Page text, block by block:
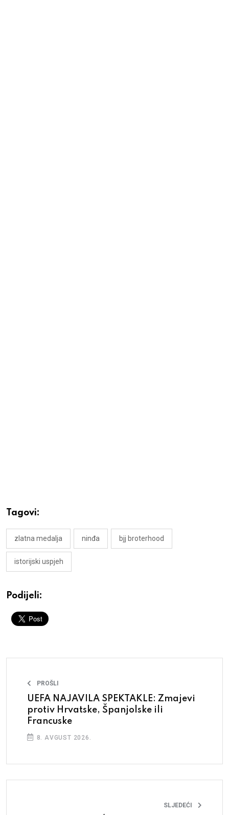
Tagovi:
zlatna medalja ninđa bjj broterhood
istorijski uspjeh
Podijeli:
PROŠLI
UEFA NAJAVILA SPEKTAKLE: Zmajevi
protiv Hrvatske, Španjolske ili
Francuske
8. AVGUST 2026.
SLJEDEĆI